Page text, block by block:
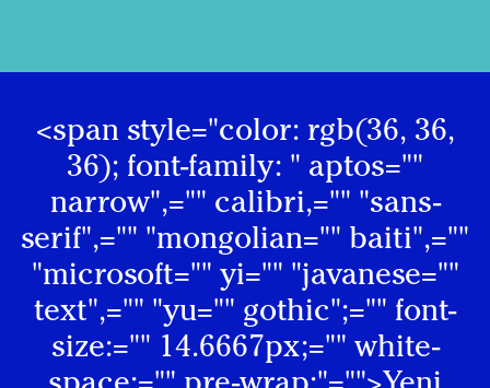
<span style="color: rgb(36, 36,
36); font-family: " aptos=""
narrow",="" calibri,="" "sans-
serif",="" "mongolian="" baiti",=""
"microsoft="" yi="" "javanese=""
text",="" "yu="" gothic";="" font-
size:="" 14.6667px;="" white-